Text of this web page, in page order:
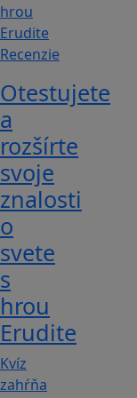
Recenzie
Otestujete
a
rozšírte
svoje
znalosti
o
svete
s
hrou
Erudite
Kvíz
zahŕňa